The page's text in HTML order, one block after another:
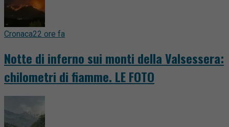
Cronaca22 ore fa
Notte di inferno sui monti della Valsessera:
chilometri di fiamme. LE FOTO